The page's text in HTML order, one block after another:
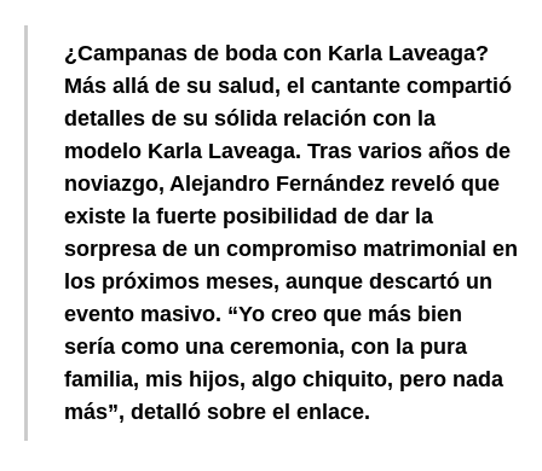
¿Campanas de boda con Karla Laveaga?
Más allá de su salud, el cantante compartió
detalles de su sólida relación con la
modelo Karla Laveaga. Tras varios años de
noviazgo, Alejandro Fernández reveló que
existe la fuerte posibilidad de dar la
sorpresa de un compromiso matrimonial en
los próximos meses, aunque descartó un
evento masivo. “Yo creo que más bien
sería como una ceremonia, con la pura
familia, mis hijos, algo chiquito, pero nada
más”, detalló sobre el enlace.